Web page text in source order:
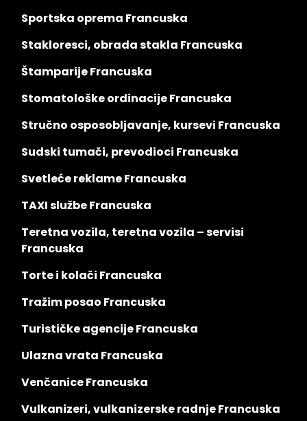
Sportska oprema Francuska
Stakloresci, obrada stakla Francuska
Štamparije Francuska
Stomatološke ordinacije Francuska
Stručno osposobljavanje, kursevi Francuska
Sudski tumači, prevodioci Francuska
Svetleće reklame Francuska
TAXI službe Francuska
Teretna vozila, teretna vozila – servisi
Francuska
Torte i kolači Francuska
Tražim posao Francuska
Turističke agencije Francuska
Ulazna vrata Francuska
Venčanice Francuska
Vulkanizeri, vulkanizerske radnje Francuska